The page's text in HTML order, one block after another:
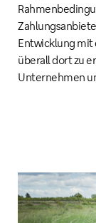
Entwicklung mit
überall dort zu
Unternehmen